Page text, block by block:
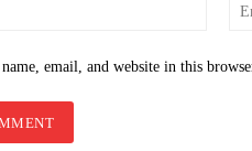
name, email, and website in this